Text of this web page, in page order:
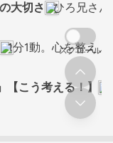
大切さ ひろ兄さ
1分1動。心を整え
【こう考える！】
スクロール